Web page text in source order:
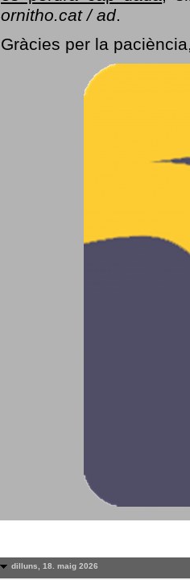
ornitho.cat / ad.
Gràcies per la
dilluns, 18. maig 2026